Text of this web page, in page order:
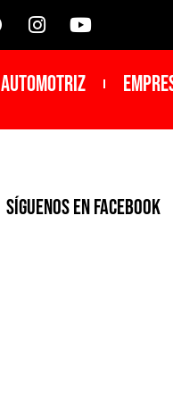
Automotriz
SíGUENOS EN FACEBOOK